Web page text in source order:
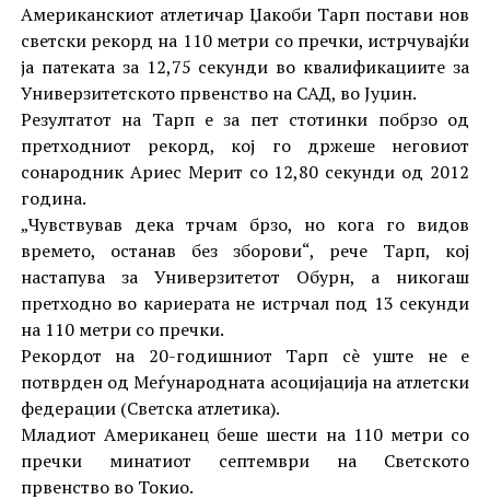
Американскиот атлетичар Џакоби Тарп постави нов
светски рекорд на 110 метри со пречки, истрчувајќи
ја патеката за 12,75 секунди во квалификациите за
Универзитетското првенство на САД, во Јуџин.
Резултатот на Тарп е за пет стотинки побрзо од
претходниот рекорд, кој го држеше неговиот
сонародник Ариес Мерит со 12,80 секунди од 2012
година.
„Чувствував дека трчам брзо, но кога го видов
времето, останав без зборови“, рече Тарп, кој
настапува за Универзитетот Обурн, а никогаш
претходно во кариерата не истрчал под 13 секунди
на 110 метри со пречки.
Рекордот на 20-годишниот Тарп сè уште не е
потврден од Меѓународната асоцијација на атлетски
федерации (Светска атлетика).
Младиот Американец беше шести на 110 метри со
пречки минатиот септември на Светското
првенство во Токио.